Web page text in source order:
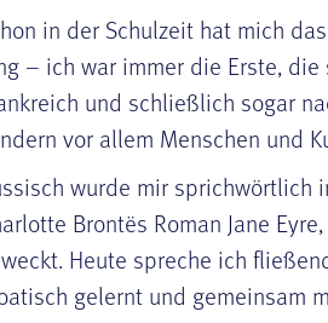
in der Schulzeit hat mich
– ich war immer die Erste,
und schließlich sogar
vor allem Menschen und
wurde mir sprichwörtlich
Brontës Roman Jane
Heute spreche ich
gelernt und gemeinsam